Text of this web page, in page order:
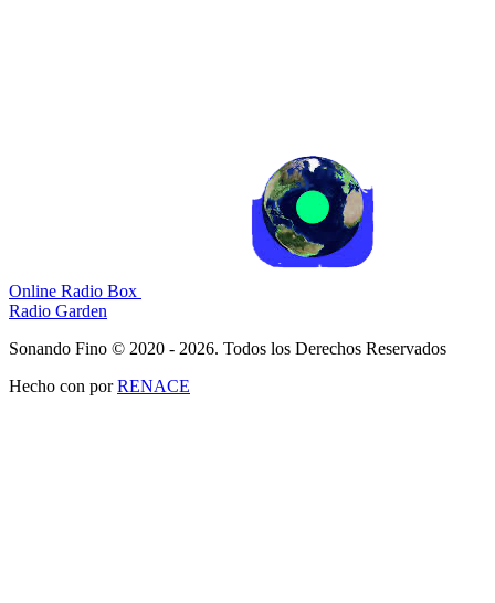
Online Radio Box
Radio Garden
Sonando Fino © 2020 - 2026. Todos los Derechos Reservados
Hecho con porRENACE